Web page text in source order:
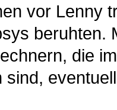
vor Lenny
beruhten.
die
sind,